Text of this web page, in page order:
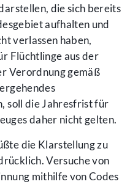
die sich bereits
aufhalten und
verlassen haben,
Flüchtlinge aus der
Verordnung gemäß
soll die Jahresfrist für
daher nicht gelten.
die Klarstellung zu
Versuche von
mithilfe von Codes